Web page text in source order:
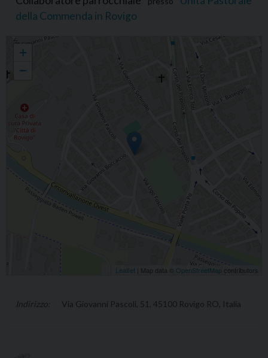
della Commenda in Rovigo
Luca Borgna
+
−
Leaflet | Map data © OpenStreetMap contributors
Via Giovanni Pascoli, 51, 45100 Rovigo RO, Italia